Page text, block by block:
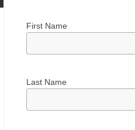
First Name
Last Name